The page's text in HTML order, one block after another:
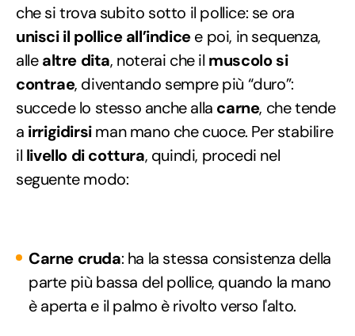
che si trova subito sotto il pollice: se ora
unisci il pollice all’indicee poi, in sequenza,
allealtre dita, noterai che il muscolo si
contrae, diventando sempre più “duro”:
succede lo stesso anche alla carne, che tende
a irrigidirsiman mano che cuoce. Per stabilire
il livello di cottura, quindi, procedi nel
seguente modo:
Carne cruda: ha la stessa consistenza della
parte più bassa del pollice, quando la mano
è aperta e il palmo è rivolto verso l'alto.